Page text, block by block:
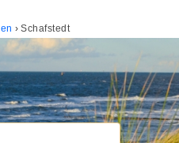
Schafstedt